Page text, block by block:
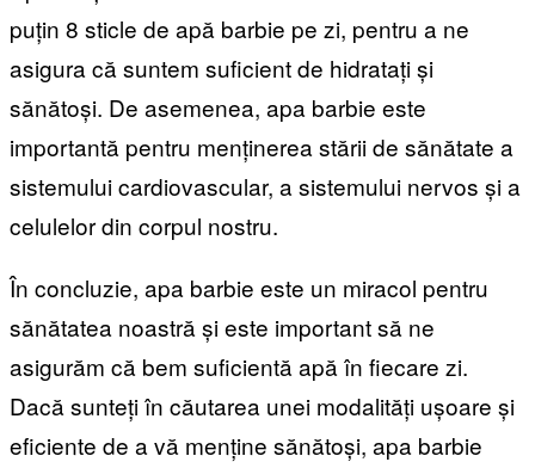
puțin 8 sticle de apă barbie pe zi, pentru a ne
asigura că suntem suficient de hidratați și
sănătoși. De asemenea, apa barbie este
importantă pentru menținerea stării de sănătate a
sistemului cardiovascular, a sistemului nervos și a
celulelor din corpul nostru.
În concluzie, apa barbie este un miracol pentru
sănătatea noastră și este important să ne
asigurăm că bem suficientă apă în fiecare zi.
Dacă sunteți în căutarea unei modalități ușoare și
eficiente de a vă menține sănătoși, apa barbie